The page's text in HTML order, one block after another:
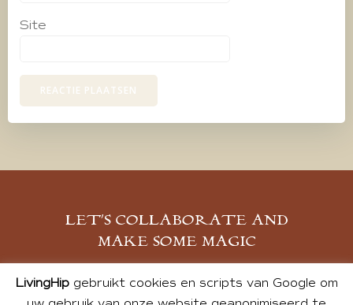
Site
LET’S COLLABORATE AND
MAKE SOME MAGIC
MELD JE AAN
LivingHipgebruikt cookies en scripts van Google om